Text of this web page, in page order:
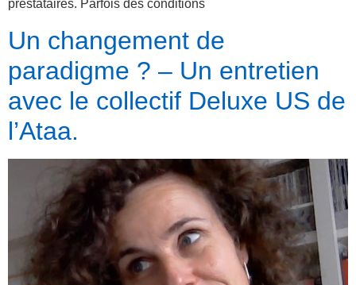
prestataires. Parfois des conditions
Un changement de
paradigme ? – Un entretien
avec le collectif Deluxe US de
l’Ataa.